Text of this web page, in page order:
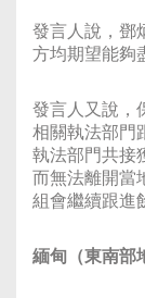
發言人說，鄧
方均期望能夠
發言人又說，
相關執法部門
執法部門共接
而無法離開當
組會繼續跟進
緬甸（東南部